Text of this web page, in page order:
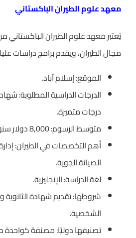
معهد علوم الطيران الباكستاني
يُعتبر معهد علوم الطيران الباكستاني
مجال الطيران، ويقدم برامج دراسات
الموقع: إسلام آباد.
الدرجات الدراسية المطلوبة:
درجات متميزة.
متوسط الرسوم: 8,000 دولار سنويًا.
أهم التخصصات في الطيران:
الصيانة الجوية.
لغة الدراسة: الإنجليزية.
شروطها: تقديم شهادة الثانوية
الشخصية.
تصنيفها دوليًا: مصنفة